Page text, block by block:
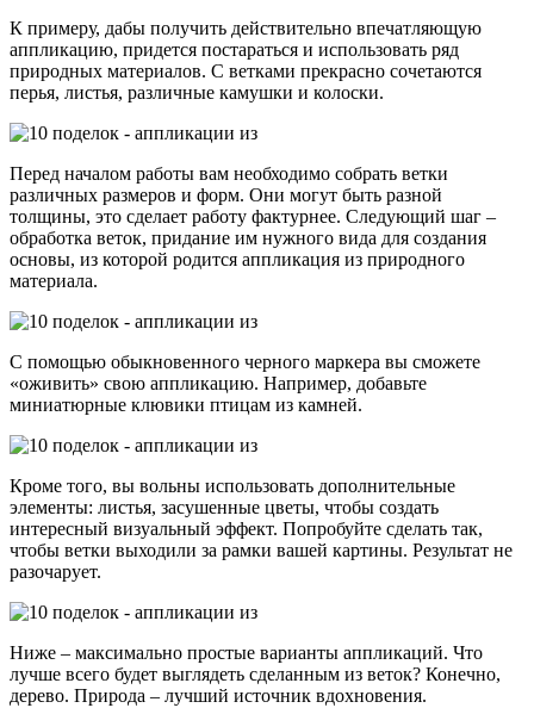
К примеру, дабы получить действительно впечатляющую
аппликацию, придется постараться и использовать ряд
природных материалов. С ветками прекрасно сочетаются
перья, листья, различные камушки и колоски.
Перед началом работы вам необходимо собрать ветки
различных размеров и форм. Они могут быть разной
толщины, это сделает работу фактурнее. Следующий шаг –
обработка веток, придание им нужного вида для создания
основы, из которой родится аппликация из природного
материала.
С помощью обыкновенного черного маркера вы сможете
«оживить» свою аппликацию. Например, добавьте
миниатюрные клювики птицам из камней.
Кроме того, вы вольны использовать дополнительные
элементы: листья, засушенные цветы, чтобы создать
интересный визуальный эффект. Попробуйте сделать так,
чтобы ветки выходили за рамки вашей картины. Результат не
разочарует.
Ниже – максимально простые варианты аппликаций. Что
лучше всего будет выглядеть сделанным из веток? Конечно,
дерево. Природа – лучший источник вдохновения.